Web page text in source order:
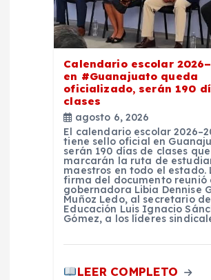
Calendario escolar
en #Guanajuato queda
oficializado, serán 190
clases
agosto 6, 2026
El calendario escolar
tiene sello oficial en
serán 190 días de clases que
marcarán la ruta de
maestros en todo el estado.
firma del documento reunió
gobernadora Libia Dennise
Muñoz Ledo, al secretario de
Educación Luis Ignacio
Gómez, a los líderes
LEER COMPLETO